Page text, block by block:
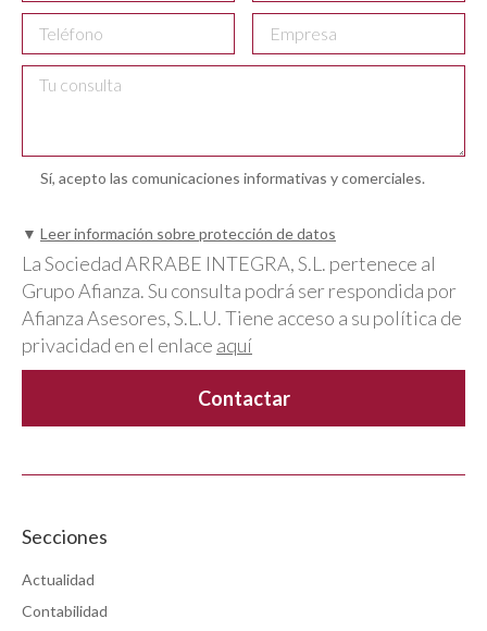
Sí, acepto las comunicaciones informativas y comerciales.
▼ Leer información sobre protección de datos
La Sociedad ARRABE INTEGRA, S.L. pertenece al
Grupo Afianza. Su consulta podrá ser respondida por
Afianza Asesores, S.L.U. Tiene acceso a su política de
privacidad en el enlace aquí
Secciones
Actualidad
Contabilidad